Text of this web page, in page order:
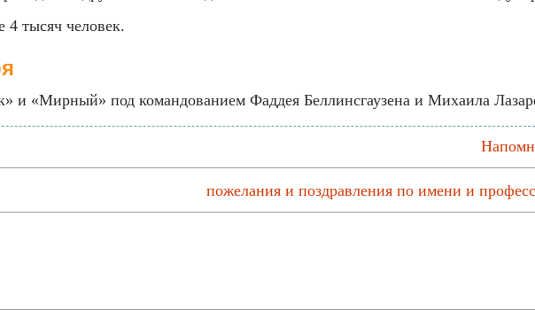
4 тысяч человек.
и «Мирный» под командованием Фаддея Беллинсгаузена и Михаила
пожелания и поздравления по имени и